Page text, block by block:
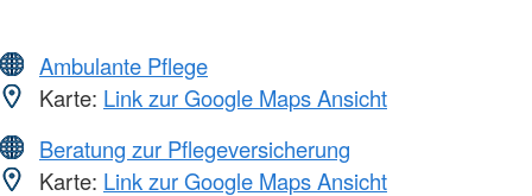
Ambulante Pflege
Karte: Link zur Google Maps Ansicht
Beratung zur Pflegeversicherung
Karte: Link zur Google Maps Ansicht